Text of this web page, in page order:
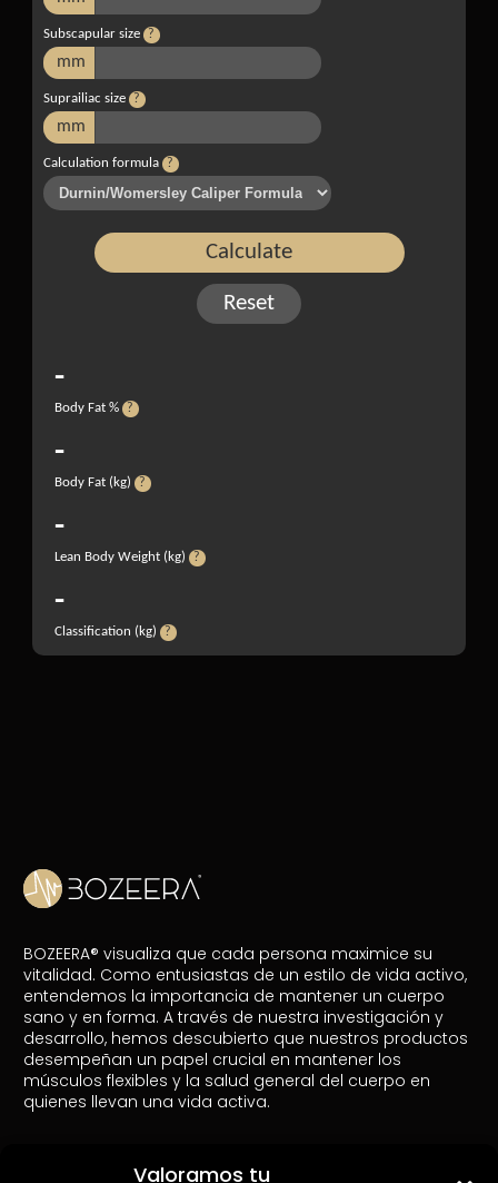
Valoramos tu
BOZEERA® visualiza que cada persona maximice su
vitalidad. Como entusiastas de un estilo de vida activo,
entendemos la importancia de mantener un cuerpo
sano y en forma. A través de nuestra investigación y
desarrollo, hemos descubierto que nuestros productos
desempeñan un papel crucial en mantener los
músculos flexibles y la salud general del cuerpo en
quienes llevan una vida activa.